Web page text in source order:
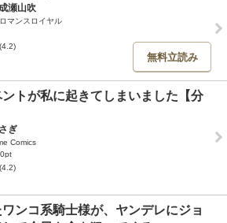
瀬山吹
マンスロイヤル
(4.2)
無料立読み
トが私に起きてしまいました【分
ぎ
Comics
(4.2)
ンコ系騎士様が、ヤンデレにジョ